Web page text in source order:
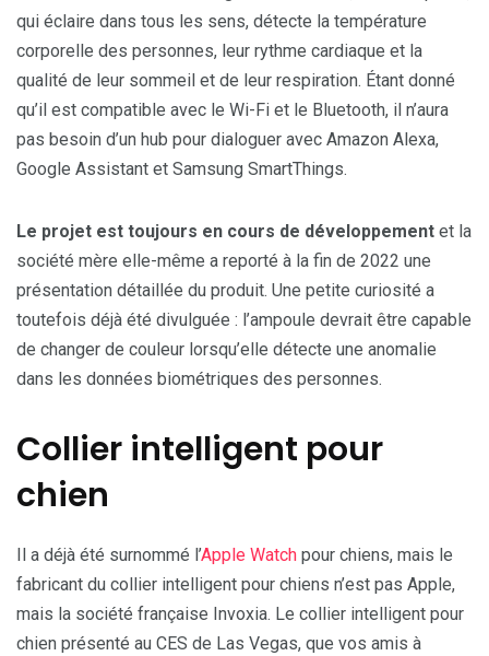
qui éclaire dans tous les sens, détecte la température
corporelle des personnes, leur rythme cardiaque et la
qualité de leur sommeil et de leur respiration. Étant donné
qu’il est compatible avec le Wi-Fi et le Bluetooth, il n’aura
pas besoin d’un hub pour dialoguer avec Amazon Alexa,
Google Assistant et Samsung SmartThings.
Le projet est toujours en cours de développement et la
société mère elle-même a reporté à la fin de 2022 une
présentation détaillée du produit. Une petite curiosité a
toutefois déjà été divulguée : l’ampoule devrait être capable
de changer de couleur lorsqu’elle détecte une anomalie
dans les données biométriques des personnes.
Collier intelligent pour
chien
Il a déjà été surnommé l’Apple Watch pour chiens, mais le
fabricant du collier intelligent pour chiens n’est pas Apple,
mais la société française Invoxia. Le collier intelligent pour
chien présenté au CES de Las Vegas, que vos amis à